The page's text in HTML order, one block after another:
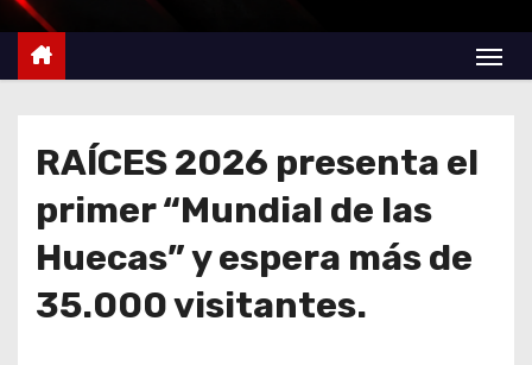
RAÍCES 2026 presenta el
primer “Mundial de las
Huecas” y espera más de
35.000 visitantes.